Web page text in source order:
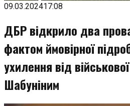
до
09.03.202417:08
ДБР відкрило два
фактом ймовірної
ухилення від
Шабуніним